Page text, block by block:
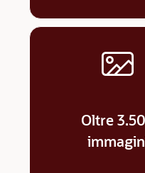
Oltre